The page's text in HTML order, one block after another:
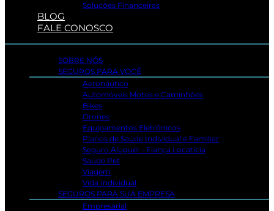
Soluções Financeiras
BLOG
FALE CONOSCO
SOBRE NÓS
SEGUROS PARA VOCÊ
Aeronáutico
Automóveis Motos e Caminhões
Bikes
Drones
Equipamentos Eletrônicos
Planos de Saúde Individual e Familiar
Seguro Aluguel – Fiança Locatícia
Saúde Pet
Viagem
Vida Individual
SEGUROS PARA SUA EMPRESA
Empresarial